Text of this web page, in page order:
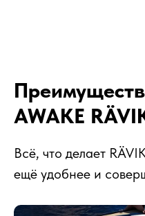
AWAKE
Всё, что делает
ещё удобнее и